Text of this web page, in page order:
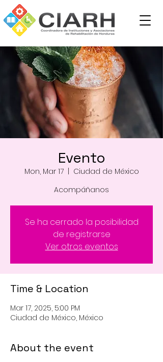
Evento
Mon, Mar 17
  |
Ciudad de México
Acompáñanos
Se ha cerrado la posibilidad
de registrarse
Ver otros eventos
Time & Location
Mar 17, 2025, 5:00 PM
Ciudad de México, México
About the event